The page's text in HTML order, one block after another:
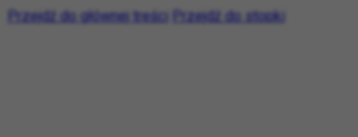
Przejdź do głównej treści Przejdź do stopki